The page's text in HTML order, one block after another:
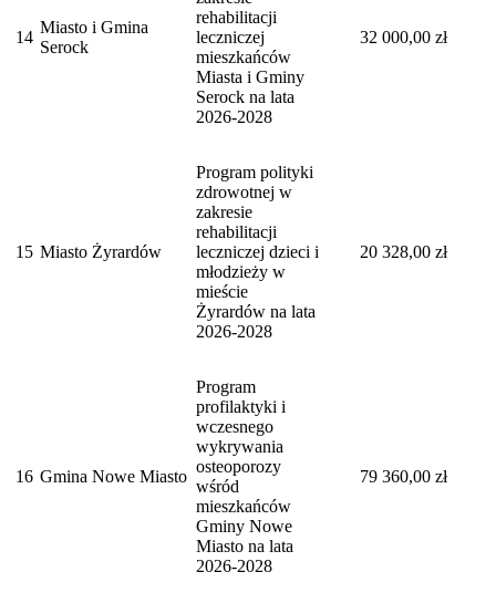
14
Miasto i Gmina
Serock
rehabilitacji
leczniczej
mieszkańców
Miasta i Gminy
Serock na lata
2026-2028
32 000,00 zł
15 Miasto Żyrardów
Program polityki
zdrowotnej w
zakresie
rehabilitacji
leczniczej dzieci i
młodzieży w
mieście
Żyrardów na lata
2026-2028
20 328,00 zł
16 Gmina Nowe Miasto
Program
profilaktyki i
wczesnego
wykrywania
osteoporozy
wśród
mieszkańców
Gminy Nowe
Miasto na lata
2026-2028
79 360,00 zł